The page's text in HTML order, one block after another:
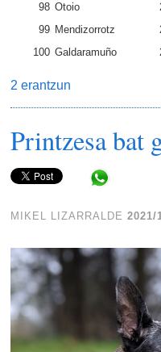
98 Otoio
99 Mendizorrotz
100 Galdaramuño
2 erantzun
Printzesa bat
MIKEL LIZARRALDE 2021/